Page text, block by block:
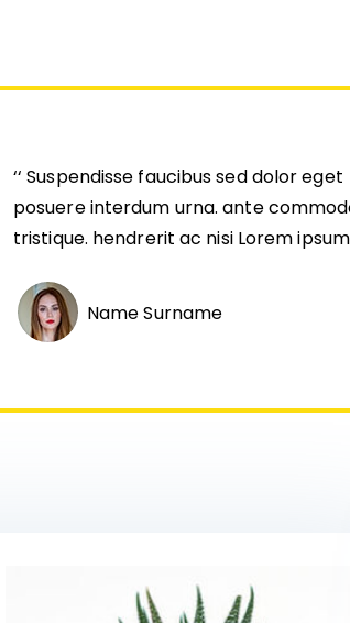
‘‘ Suspendisse faucibus sed dolor eget
posuere interdum urna. ante
tristique. hendrerit ac nisi Lorem ipsum
Name Surname